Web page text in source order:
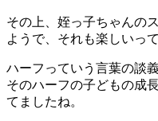
その上、姪っ子ちゃんの
ようで、それも楽しいって
ハーフっていう言葉の談
そのハーフの子どもの成
てましたね。